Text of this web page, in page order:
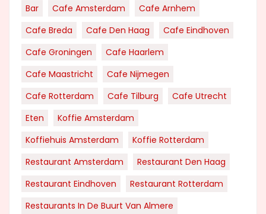
Bar Cafe Amsterdam
Cafe Arnhem
Cafe Breda
Cafe Den Haag
Cafe Eindhoven
Cafe Groningen
Cafe Haarlem
Cafe Maastricht
Cafe Nijmegen
Cafe Rotterdam
Cafe Tilburg
Cafe Utrecht
Eten
Koffie Amsterdam
Koffiehuis Amsterdam
Koffie Rotterdam
Restaurant Amsterdam
Restaurant Den Haag
Restaurant Eindhoven
Restaurant Rotterdam
Restaurants In De Buurt Van Almere